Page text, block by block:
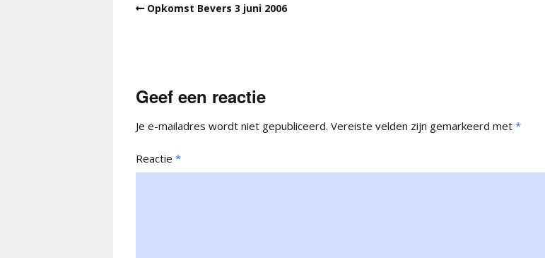
Opkomst Bevers 3 juni 2006
Geef een reactie
Je e-mailadres wordt niet gepubliceerd. Vereiste velden zijn gemarkeerd met *
Reactie *